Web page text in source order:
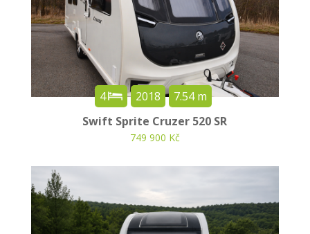
4 2018
7.54 m
Swift Sprite Cruzer 520 SR
749 900 Kč